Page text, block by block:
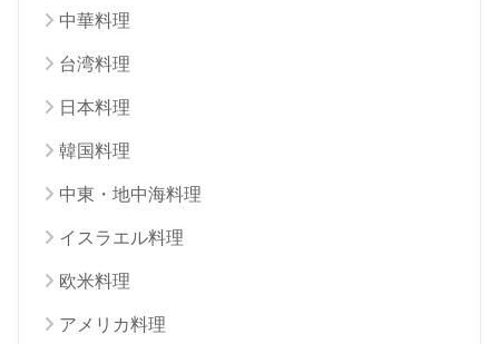
中華料理
台湾料理
日本料理
韓国料理
中東・地中海料理
イスラエル料理
欧米料理
アメリカ料理